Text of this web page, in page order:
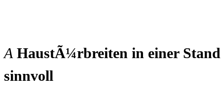
A HaustÃ¼rbreiten in einer
sinnvoll